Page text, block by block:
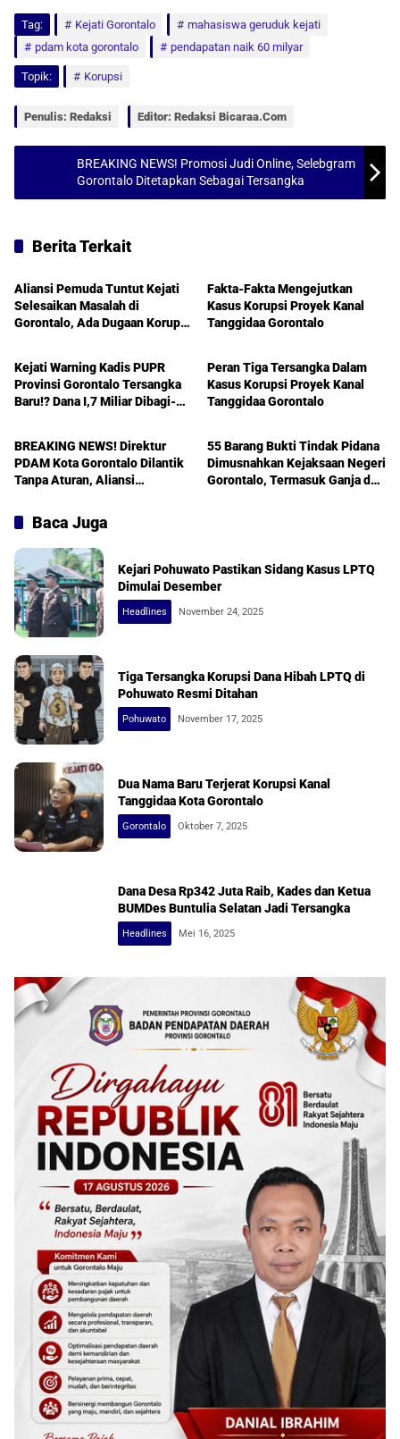
t
s
c
e
b
k
a
i
l
a
r
Tag: Kejati Gorontalo
mahasiswa geruduk kejati
pdam kota gorontalo
pendapatan naik 60 milyar
Topik: Korupsi
Penulis: Redaksi Editor: Redaksi Bicaraa.com
BREAKING NEWS! Promosi Judi Online, Selebgram
Gorontalo Ditetapkan Sebagai Tersangka
Berita Terkait
Gorontalo
Aliansi Pemuda Tuntut Kejati
Selesaikan Masalah di
Gorontalo, Ada Dugaan Korupsi
Fakta-Fakta Mengejutkan
Kasus Korupsi Proyek Kanal
Tanggidaa Gorontalo
Gorontalo
Kejati Warning Kadis PUPR
Provinsi Gorontalo Tersangka
Baru!? Dana I,7 Miliar Dibagi-
Gorontalo
Peran Tiga Tersangka Dalam
Kasus Korupsi Proyek Kanal
Tanggidaa Gorontalo
Gorontalo
BREAKING NEWS! Direktur
PDAM Kota Gorontalo Dilantik
Tanpa Aturan, Aliansi
Gorontalo
55 Barang Bukti Tindak Pidana
Dimusnahkan Kejaksaan Negeri
Gorontalo, Termasuk Ganja dan
Baca Juga
Kejari Pohuwato Pastikan Sidang Kasus LPTQ
Dimulai Desember
Headlines November 24, 2025
Tiga Tersangka Korupsi Dana Hibah LPTQ di
Pohuwato Resmi Ditahan
Pohuwato November 17, 2025
Dua Nama Baru Terjerat Korupsi Kanal
Tanggidaa Kota Gorontalo
Gorontalo Oktober 7, 2025
Dana Desa Rp342 Juta Raib, Kades dan Ketua
BUMDes Buntulia Selatan Jadi Tersangka
Headlines Mei 16, 2025